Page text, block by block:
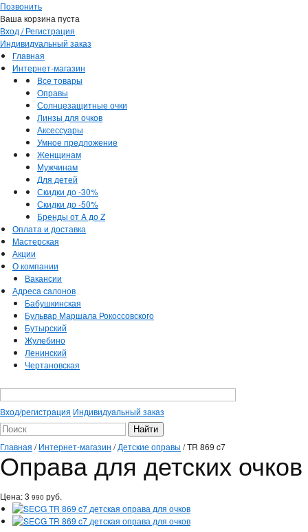
Позвонить
Ваша корзина пуста
Вход / Регистрация
Индивидуальный заказ
Главная
Интернет-магазин
Все товары
Оправы
Солнцезащитные очки
Линзы для очков
Аксессуары
Умное предложение
Женщинам
Мужчинам
Для детей
Скидки до -30%
Скидки до -50%
Бренды от A до Z
Оплата и доставка
Мастерская
Акции
О компании
Вакансии
Адреса салонов
Бабушкинская
Бульвар Маршала Рокоссовского
Бутырский
Жулебино
Ленинский
Чертановская
Вход/регистрация Индивидуальный заказ
Главная /Интернет-магазин /Детские оправы /TR 869 c7
Оправа для детских
Цена:3 990 руб.